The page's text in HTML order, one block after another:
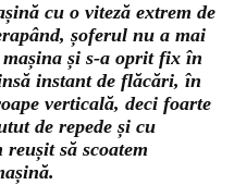
cu o viteză extrem de
șoferul nu a mai
mașina și s-a oprit fix în
instant de flăcări, în
verticală, deci foarte
de repede și cu
să scoatem